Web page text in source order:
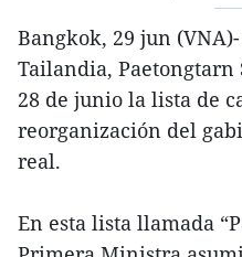
Bangkok, 29 jun
Tailandia,
28 de junio la lista de
reorganización del
real.
En esta lista llamada